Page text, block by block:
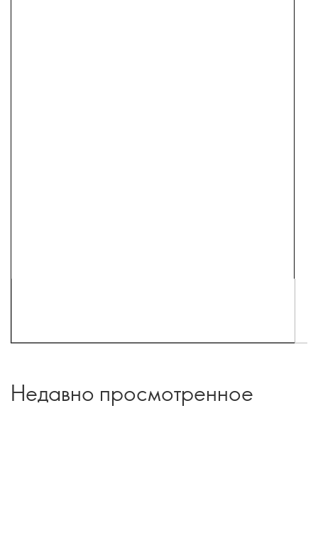
Недавно просмотренное